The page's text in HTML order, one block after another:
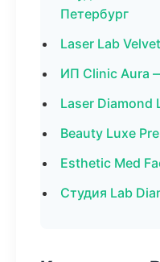
Петербург
Laser Lab
ИП Clinic Aura
Laser
Beauty Luxe
Esthetic Med
Студия Lab